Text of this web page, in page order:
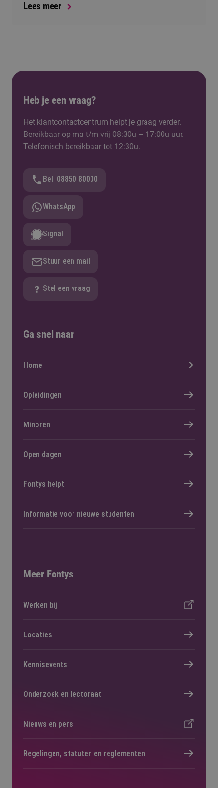
Lees meer
Heb je een vraag?
Het klantcontactcentrum helpt je graag verder.
Bereikbaar op ma t/m vrij 08:30u – 17:00u uur.
Telefonisch bereikbaar tot 12:30u.
Bel: 08850 80000
WhatsApp
Signal
Stuur een mail
Stel een vraag
Ga snel naar
Home
Opleidingen
Minoren
Open dagen
Fontys helpt
Informatie voor nieuwe studenten
Meer Fontys
Werken bij
Locaties
Kennisevents
Onderzoek en lectoraat
Nieuws en pers
Regelingen, statuten en reglementen